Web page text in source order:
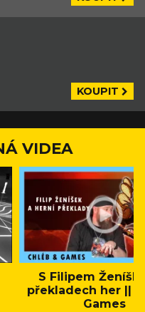
KOUPIT
VIDEA
S Filipem
překladech her ||
Games